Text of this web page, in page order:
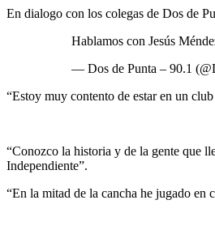
En dialogo con los colegas de Dos de
Hablamos con Jesús
— Dos de Punta – 90.1
“Estoy muy contento de estar en un
“Conozco la historia y de la gente que
Independiente”.
“En la mitad de la cancha he jugado en